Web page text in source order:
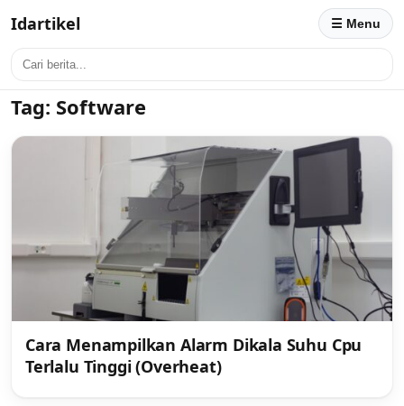
Idartikel ☰ Menu
Tag: Software
Cara Menampilkan Alarm Dikala Suhu Cpu
Terlalu Tinggi (Overheat)